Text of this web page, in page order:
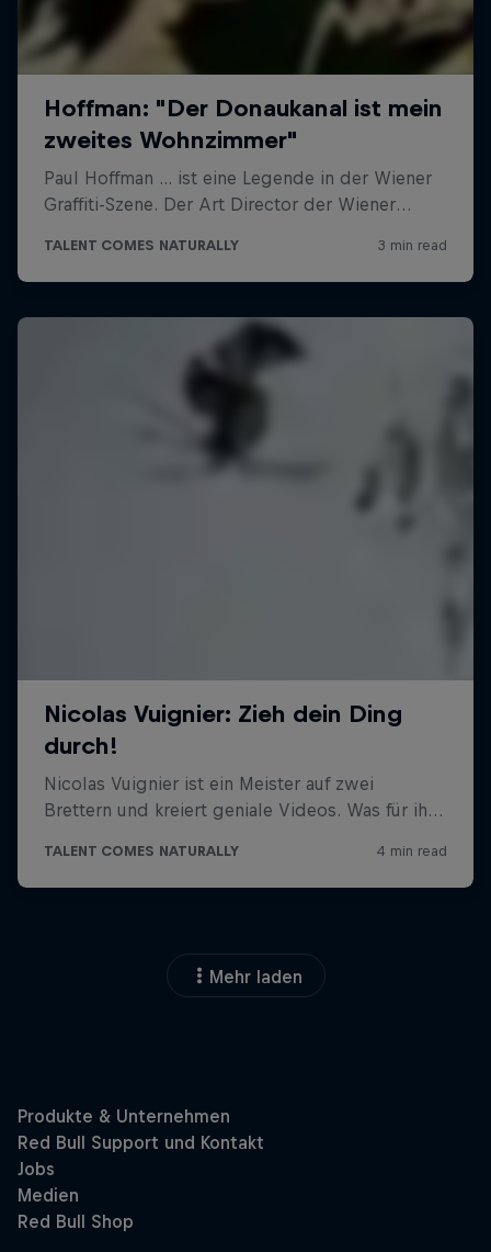
Mehr laden